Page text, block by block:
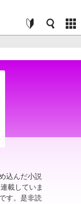
込んだ小説
載していま
す。是非読